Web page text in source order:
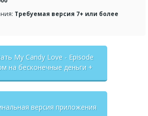
Требуемая версия 7+ или более
My Candy Love - Episode
на бесконечные деньги +
версия приложения